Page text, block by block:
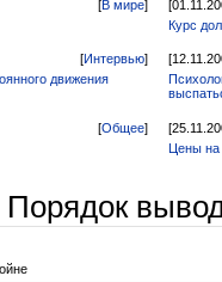
[В мире]
Курс
[Интервью]
движения
[Общее]
Цены на
Порядок